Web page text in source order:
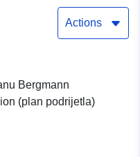
Actions
Bergmann
(plan podrijetla)